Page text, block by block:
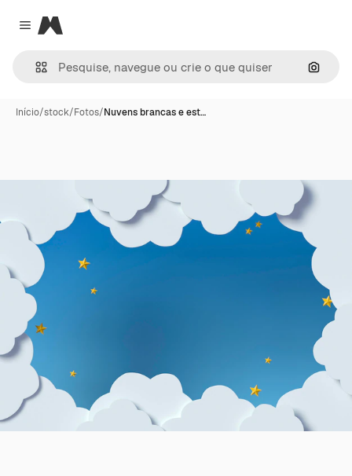
Close menu
Magnific
Início/stock/Fotos/Nuvens brancas e est…